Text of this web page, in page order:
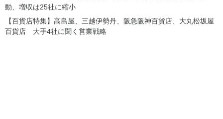
動、増収は25社に縮小
【百貨店特集】高島屋、三越伊勢丹、阪急阪神百貨店、大丸松坂屋
百貨店 大手4社に聞く営業戦略